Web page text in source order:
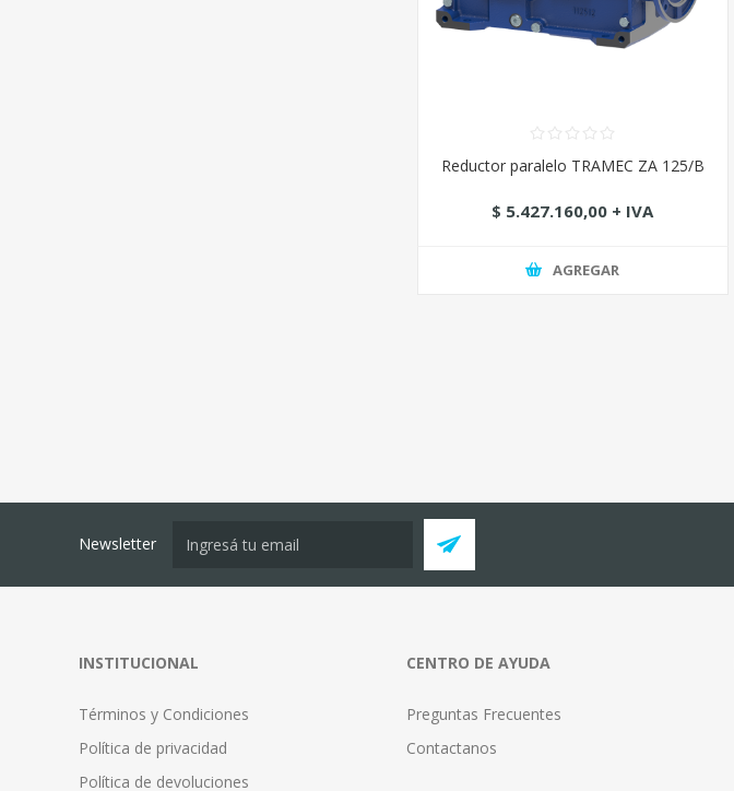
Reductor paralelo TRAMEC ZA 125/B
$ 5.427.160,00 + IVA
AGREGAR
Newsletter
INSTITUCIONAL
Términos y Condiciones
Política de privacidad
Política de devoluciones
CENTRO DE AYUDA
Preguntas Frecuentes
Contactanos